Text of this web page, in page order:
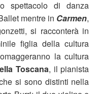
spettacolo di danza
mentre in Carmen,
si racconterà in
figlia della cultura
la cultura
Toscana, il pianista
si sono distinti nella